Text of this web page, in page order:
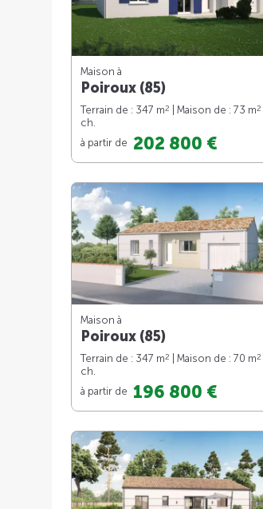
Maison à
Poiroux (85)
Terrain de : 347 m2 | Maison de : 73 m2
ch.
à partir de 202 800 €
Maison à
Poiroux (85)
Terrain de : 347 m2 | Maison de : 70 m2
ch.
à partir de 196 800 €